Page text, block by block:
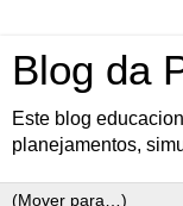
Blog da
Este blog
planejamentos,